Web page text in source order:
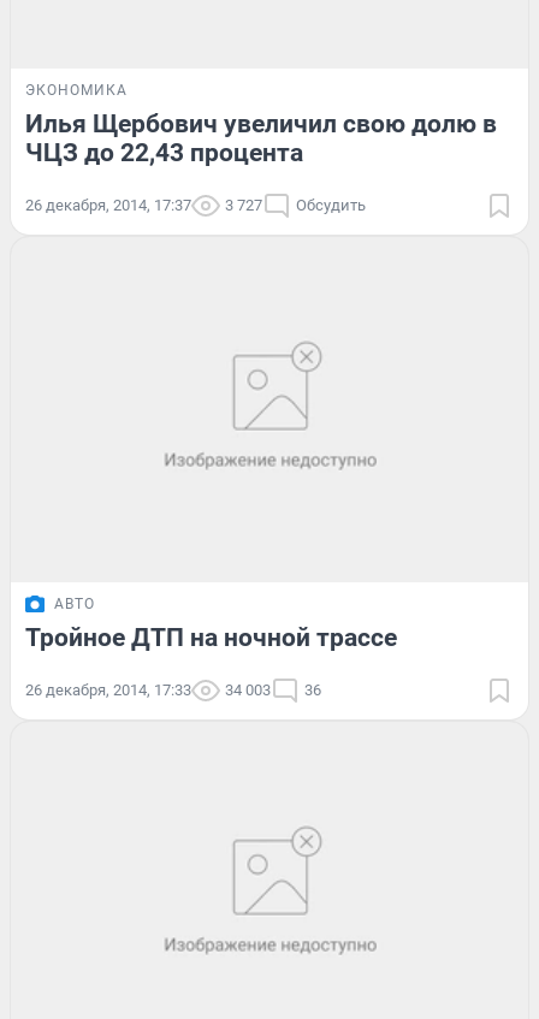
ЭКОНОМИКА
Илья Щербович увеличил свою долю в
ЧЦЗ до 22,43 процента
26 декабря, 2014, 17:37 3 727 Обсудить
АВТО
Тройное ДТП на ночной трассе
26 декабря, 2014, 17:33 34 003 36